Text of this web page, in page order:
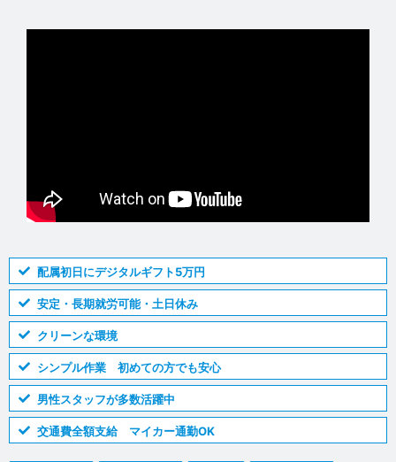
配属初日にデジタルギフト5万円
安定・長期就労可能・土日休み
クリーンな環境
シンプル作業 初めての方でも安心
男性スタッフが多数活躍中
交通費全額支給 マイカー通勤OK